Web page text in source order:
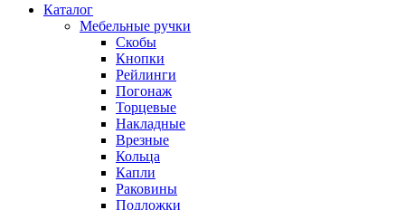
Каталог
Мебельные ручки
Скобы
Кнопки
Рейлинги
Погонаж
Торцевые
Накладные
Врезные
Кольца
Капли
Раковины
Подложки